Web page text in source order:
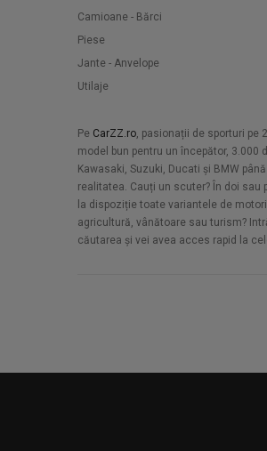
Camioane - Bărci
Piese
Jante - Anvelope
Utilaje
Pe CarZZ.ro, pasionații de sporturi pe
model bun pentru un începător,
Kawasaki, Suzuki, Ducati și BMW
realitatea. Cauți un scuter? În doi
la dispoziție toate variantele de
agricultură, vânătoare sau turism?
căutarea și vei avea acces rapid la